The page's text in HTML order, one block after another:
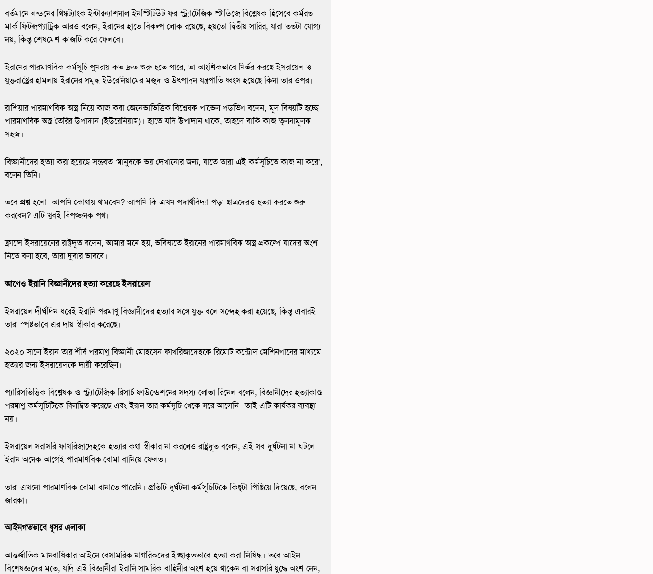
বর্তমানে লন্ডনের থিঙ্কট্যাংক ইন্টারন্যাশনাল ইনস্টিটিউট ফর স্ট্র্যাটেজিক স্টাডিজে বিশ্লেষক হিসেবে কর্মরত
মার্ক ফিটজপ্যাট্রিক আরও বলেন, ইরানের হাতে বিকল্প লোক রয়েছে, হয়তো দ্বিতীয় সারির, যারা ততটা যোগ্য
নয়, কিন্তু শেষমেশ কাজটি করে ফেলবে।
ইরানের পারমাণবিক কর্মসূচি পুনরায় কত দ্রুত শুরু হতে পারে, তা আংশিকভাবে নির্ভর করছে ইসরায়েল ও
যুক্তরাষ্ট্রের হামলায় ইরানের সমৃদ্ধ ইউরেনিয়ামের মজুদ ও উৎপাদন যন্ত্রপাতি ধ্বংস হয়েছে কিনা তার ওপর।
রাশিয়ার পারমাণবিক অস্ত্র নিয়ে কাজ করা জেনেভাভিত্তিক বিশ্লেষক পাভেল পডভিগ বলেন, মূল বিষয়টি হচ্ছে
পারমাণবিক অস্ত্র তৈরির উপাদান (ইউরেনিয়াম)। হাতে যদি উপাদান থাকে, তাহলে বাকি কাজ তুলনামূলক
সহজ।
বিজ্ঞানীদের হত্যা করা হয়েছে সম্ভবত ‘মানুষকে ভয় দেখানোর জন্য, যাতে তারা এই কর্মসূচিতে কাজ না করে’,
বলেন তিনি।
তবে প্রশ্ন হলো- আপনি কোথায় থামবেন? আপনি কি এখন পদার্থবিদ্যা পড়া ছাত্রদেরও হত্যা করতে শুরু
করবেন? এটি খুবই বিপজ্জনক পথ।
ফ্রান্সে ইসরায়েলের রাষ্ট্রদূত বলেন, আমার মনে হয়, ভবিষ্যতে ইরানের পারমাণবিক অস্ত্র প্রকল্পে যাদের অংশ
নিতে বলা হবে, তারা দুবার ভাববে।
আগেও ইরানি বিজ্ঞানীদের হত্যা করেছে ইসরায়েল
ইসরায়েল দীর্ঘদিন ধরেই ইরানি পরমাণু বিজ্ঞানীদের হত্যার সঙ্গে যুক্ত বলে সন্দেহ করা হয়েছে, কিন্তু এবারই
তারা স্পষ্টভাবে এর দায় স্বীকার করেছে।
২০২০ সালে ইরান তার শীর্ষ পরমাণু বিজ্ঞানী মোহসেন ফাখরিজাদেহকে রিমোট কন্ট্রোল মেশিনগানের মাধ্যমে
হত্যার জন্য ইসরায়েলকে দায়ী করেছিল।
প্যারিসভিত্তিক বিশ্লেষক ও স্ট্র্যাটেজিক রিসার্চ ফাউন্ডেশনের সদস্য লোভা রিনেল বলেন, বিজ্ঞানীদের হত্যাকাণ্ড
পরমাণু কর্মসূচিটিকে বিলম্বিত করেছে এবং ইরান তার কর্মসূচি থেকে সরে আসেনি। তাই এটি কার্যকর ব্যবস্থা
নয়।
ইসরায়েল সরাসরি ফাখরিজাদেহকে হত্যার কথা স্বীকার না করলেও রাষ্ট্রদূত বলেন, এই সব দুর্ঘটনা না ঘটলে
ইরান অনেক আগেই পারমাণবিক বোমা বানিয়ে ফেলত।
তারা এখনো পারমাণবিক বোমা বানাতে পারেনি। প্রতিটি দুর্ঘটনা কর্মসূচিটিকে কিছুটা পিছিয়ে দিয়েছে, বলেন
জারকা।
আইনগতভাবে ধূসর এলাকা
আন্তর্জাতিক মানবাধিকার আইনে বেসামরিক নাগরিকদের ইচ্ছাকৃতভাবে হত্যা করা নিষিদ্ধ। তবে আইন
বিশেষজ্ঞদের মতে, যদি এই বিজ্ঞানীরা ইরানি সামরিক বাহিনীর অংশ হয়ে থাকেন বা সরাসরি যুদ্ধে অংশ নেন,